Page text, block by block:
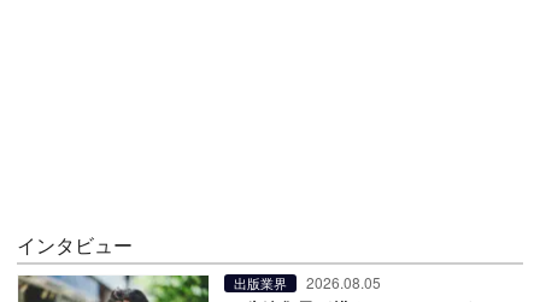
インタビュー
出版業界 2026.08.05